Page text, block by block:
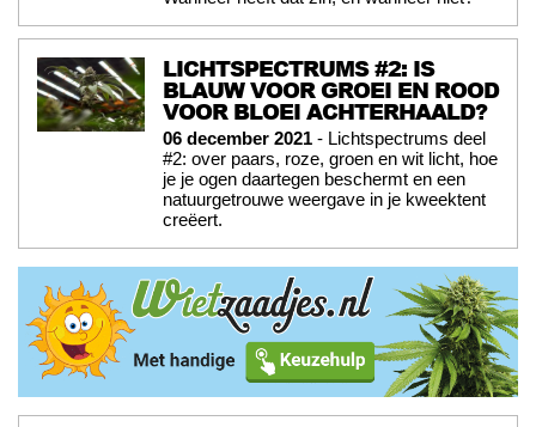
LICHTSPECTRUMS #2: IS
BLAUW VOOR GROEI EN ROOD
VOOR BLOEI ACHTERHAALD?
06 december 2021 - Lichtspectrums deel
#2: over paars, roze, groen en wit licht, hoe
je je ogen daartegen beschermt en een
natuurgetrouwe weergave in je kweektent
creëert.